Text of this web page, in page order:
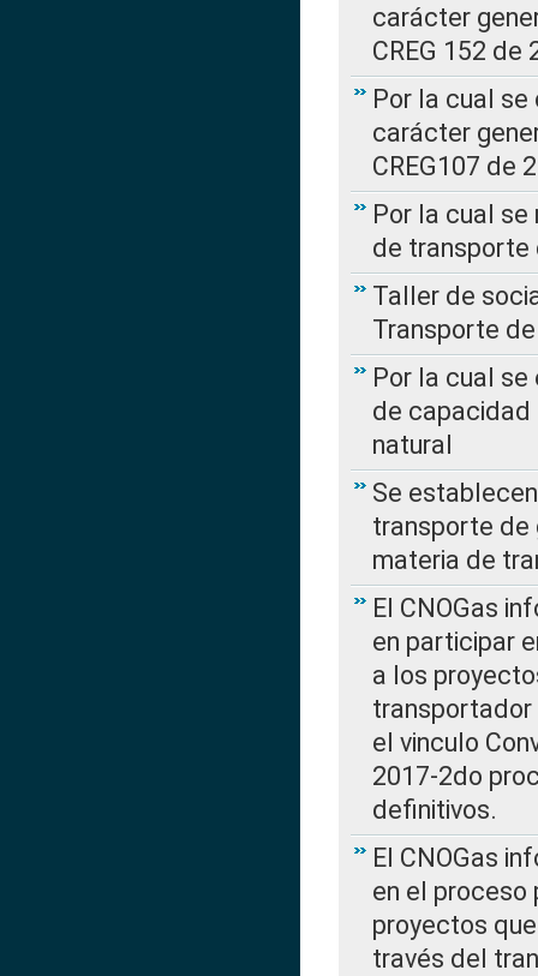
carácter
CREG 152 de
Por la cual
carácter
CREG107 de
Por la cual
de transporte
Taller de
Transporte
Por la cual
de capacidad
natural
Se
transporte de
materia de
El CNOGas
en participar
a los
transportador
el vinculo
2017-2do
definitivos.
El CNOGas
en el proceso
proyectos
través del